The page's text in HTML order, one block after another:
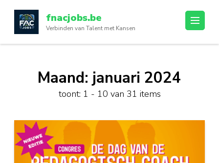
inhoud
(druk
fnacjobs.be
Verbinden van Talent met Kansen
Maand: januari 2024
toont: 1 - 10 van 31 items